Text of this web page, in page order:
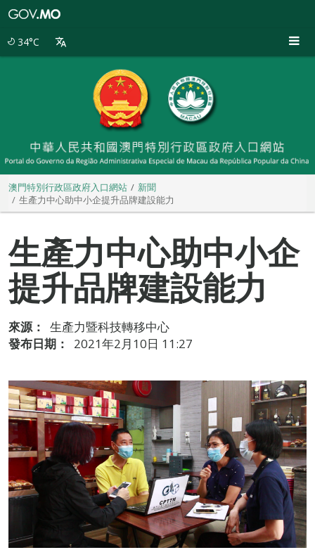
34°C
澳門特別行政區政府入口網站
新聞
生產力中心助中小企提升品牌建設能力
生產力中心助中小企
提升品牌建設能力
來源：
生產力暨科技轉移中心
發布日期：
2021年2月10日 11:27